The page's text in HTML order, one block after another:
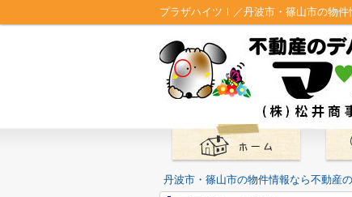
プラザハイツⅠ／丹波市・篠山市の物件
丹波市・篠山市の物件情報なら不動産